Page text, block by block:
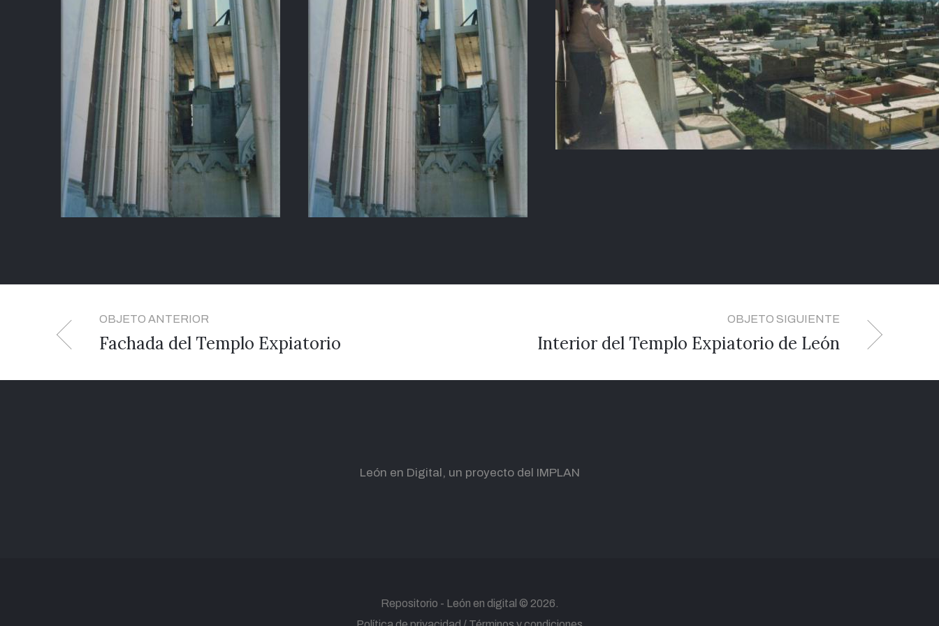
OBJETO ANTERIOR
Fachada del Templo Expiatorio
OBJETO SIGUIENTE
Interior del Templo Expiatorio de León
León en Digital, un proyecto del IMPLAN
Repositorio - León en digital © 2026.